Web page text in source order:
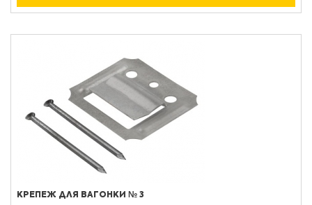
КРЕПЕЖ ДЛЯ ВАГОНКИ № 3